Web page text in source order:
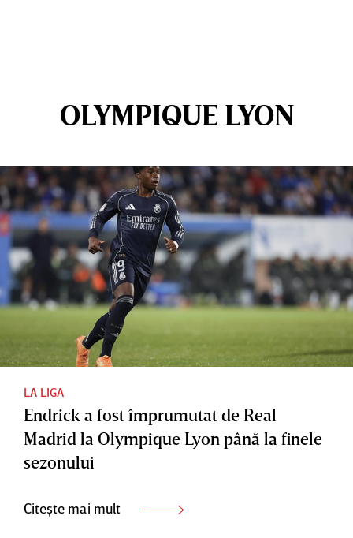
OLYMPIQUE LYON
LA LIGA
Endrick a fost împrumutat de Real
Madrid la Olympique Lyon până la finele
sezonului
Citește mai mult